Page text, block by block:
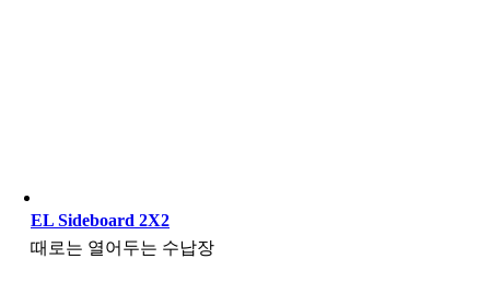
EL Sideboard 2X2
때로는 열어두는 수납장